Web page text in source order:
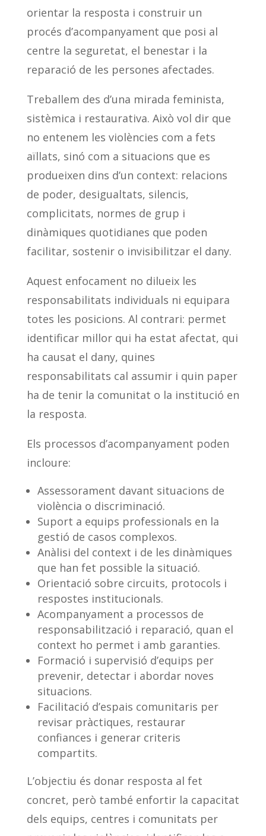
orientar la resposta i construir un
procés d’acompanyament que posi al
centre la seguretat, el benestar i la
reparació de les persones afectades.
Treballem des d’una mirada feminista,
sistèmica i restaurativa. Això vol dir que
no entenem les violències com a fets
aïllats, sinó com a situacions que es
produeixen dins d’un context: relacions
de poder, desigualtats, silencis,
complicitats, normes de grup i
dinàmiques quotidianes que poden
facilitar, sostenir o invisibilitzar el dany.
Aquest enfocament no dilueix les
responsabilitats individuals ni equipara
totes les posicions. Al contrari: permet
identificar millor qui ha estat afectat, qui
ha causat el dany, quines
responsabilitats cal assumir i quin paper
ha de tenir la comunitat o la institució en
la resposta.
Els processos d’acompanyament poden
incloure:
Assessorament davant situacions de
violència o discriminació.
Suport a equips professionals en la
gestió de casos complexos.
Anàlisi del context i de les dinàmiques
que han fet possible la situació.
Orientació sobre circuits, protocols i
respostes institucionals.
Acompanyament a processos de
responsabilització i reparació, quan el
context ho permet i amb garanties.
Formació i supervisió d’equips per
prevenir, detectar i abordar noves
situacions.
Facilitació d’espais comunitaris per
revisar pràctiques, restaurar
confiances i generar criteris
compartits.
L’objectiu és donar resposta al fet
concret, però també enfortir la capacitat
dels equips, centres i comunitats per